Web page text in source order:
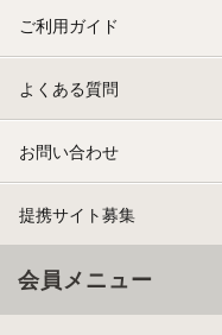
ご利用ガイド
よくある質問
お問い合わせ
提携サイト募集
会員メニュー